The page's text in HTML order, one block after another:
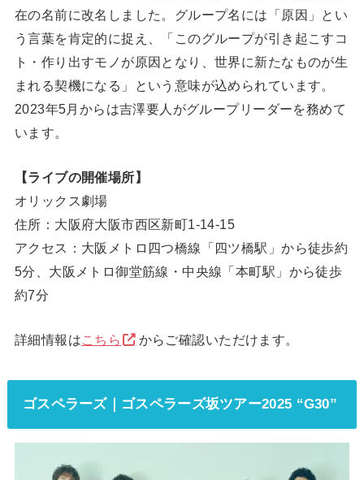
在の名前に改名しました。グループ名には「原因」とい
う言葉を肯定的に捉え、「このグループが引き起こすコ
ト・作り出すモノが原因となり、世界に新たなものが生
まれる契機になる」という意味が込められています。
2023年5月からは吉澤要人がグループリーダーを務めて
います。
【ライブの開催場所】
オリックス劇場
住所：大阪府大阪市西区新町1-14-15
アクセス：大阪メトロ四つ橋線「四ツ橋駅」から徒歩約
5分、大阪メトロ御堂筋線・中央線「本町駅」から徒歩
約7分
詳細情報はこちら からご確認いただけます。
ゴスペラーズ｜ゴスペラーズ坂ツアー2025 “G30”